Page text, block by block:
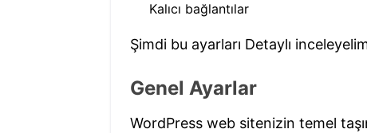
Kalıcı bağlantılar
Şimdi bu ayarları Detaylı
Genel Ayarlar
WordPress web sitenizin temel